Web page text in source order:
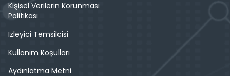
Kişisel Verilerin Korunması
Politikası
İzleyici Temsilcisi
Kullanım Koşulları
Aydınlatma Metni